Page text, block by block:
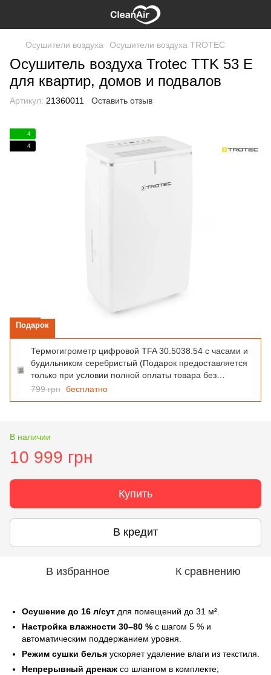
Осушители воздуха Осушители воздуха TROTEC
Осушитель воздуха Trotec TTK 53 E
для квартир, домов и подвалов
Артикул: 21360011 Оставить отзыв
4
4
Подарок
Термогигрометр цифровой TFA 30.5038.54 с часами и
будильником серебристый (Подарок предоставляется
только при условии полной оплаты товара без
использования дополнительных скидок или промо-
кодов. При покупке в кредит, оплате частями подарок
799 грн бесплатно
В наличии
10 999 грн
Купить
В кредит
В избранное К сравнению
Осушение до 16 л/сут для помещений до 31 м².
Настройка влажности 30–80 % с шагом 5 % и
автоматическим поддержанием уровня.
Режим сушки белья ускоряет удаление влаги из текстиля.
Непрерывный дренаж со шлангом в комплекте;